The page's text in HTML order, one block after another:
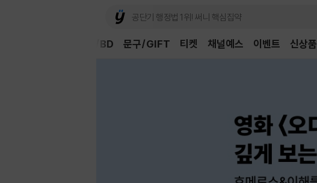
채널예스 이벤트 신상품
DVD/BD 문구/GIFT 티켓